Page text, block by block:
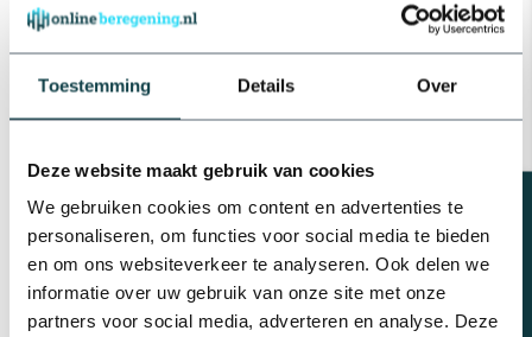
Toestemming Details Over
Deze website maakt gebruik van cookies
We gebruiken cookies om content en advertenties te
personaliseren, om functies voor social media te bieden
en om ons websiteverkeer te analyseren. Ook delen we
informatie over uw gebruik van onze site met onze
partners voor social media, adverteren en analyse. Deze
Tyleenslang | 50 meter | SDR
17
Op voorraad
€84,00
Plasson Tyleen
verloopkoppeling | 20 t/m 50
mm
Op voorraad
€3,50
Plasson Tyleen verloop T-stuk | Beregeningsplan?